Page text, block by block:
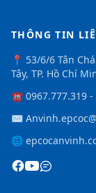
THÔNG TIN
📍 53/6/6 Tân
Tây, TP. Hồ Chí
☎ 0967.777.319
✉
🌐